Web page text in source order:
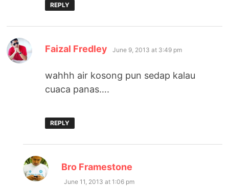
REPLY
Faizal Fredley says:
June 9, 2013 at 3:49 pm
wahhh air kosong pun sedap kalau
cuaca panas….
REPLY
Bro Framestone
June 11, 2013 at 1:06 pm